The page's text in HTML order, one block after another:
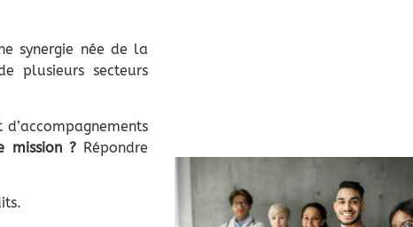
synergie née de la
plusieurs secteurs
mission ?Répondre